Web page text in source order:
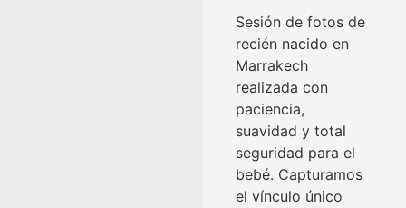
Sesión de fotos de
recién nacido en
Marrakech
realizada con
paciencia,
suavidad y total
seguridad para el
bebé. Capturamos
el vínculo único